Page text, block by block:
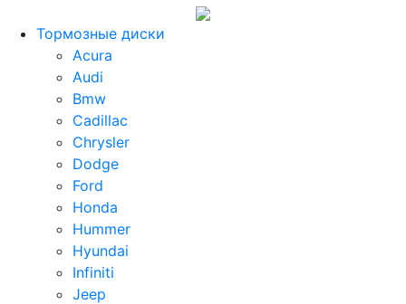
Тормозные диски
Acura
Audi
Bmw
Cadillac
Chrysler
Dodge
Ford
Honda
Hummer
Hyundai
Infiniti
Jeep